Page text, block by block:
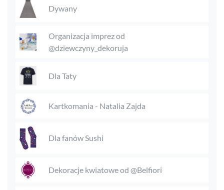
Dywany
Organizacja imprez od
@dziewczyny_dekoruja
Dla Taty
Kartkomania - Natalia Zajda
Dla fanów Sushi
Dekoracje kwiatowe od @Belfiori